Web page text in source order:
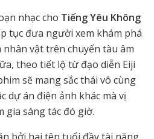
nhạc cho Tiếng Yêu Không
tục đưa người xem khám phá
vật trên chuyến tàu âm
theo tiết lộ từ đạo diễn Eiji
sẽ mang sắc thái vô cùng
dự án điện ảnh khác mà vị
gia sáng tác đó giờ.